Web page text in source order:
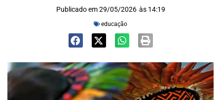
Publicado em 29/05/2026 às 14:19
educação